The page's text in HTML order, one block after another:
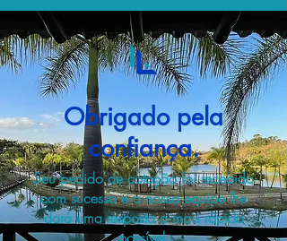
Obrigado pela
confiança.
Seu pedido de cotação foi recebido
com sucesso e a nossa equipe lhe
dará uma resposta o mais rápido